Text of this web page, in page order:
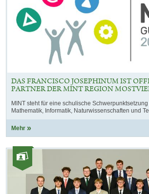
DAS FRANCISCO JOSEPHINUM IST
PARTNER DER MINT REGION
MINT steht für eine schulische
Mathematik, Informatik, Naturwissenschaften und
Mehr
Kategorie:
Fotos